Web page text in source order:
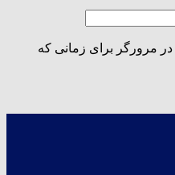
مرورگر برای زمانی که